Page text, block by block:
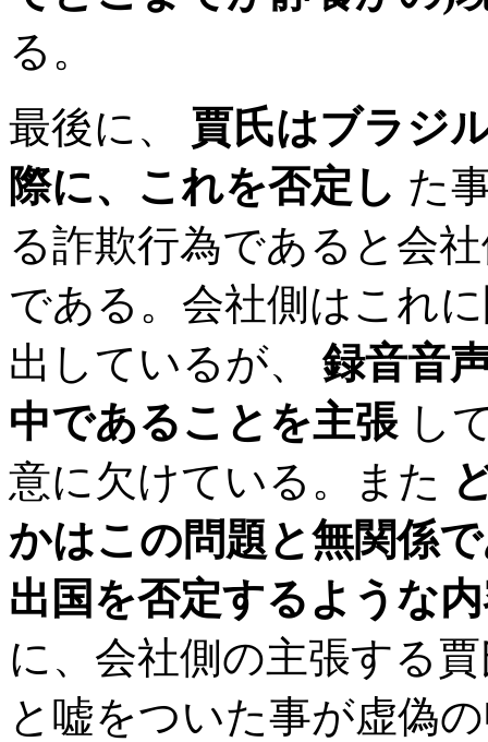
る。
最後に、
賈氏はブラジ
際に、これを否定し た
る詐欺行為であると会
である。会社側はこれ
出しているが、
録音音
中であることを主張 し
意に欠けている。また
かはこの問題と無関係
出国を否定するような
に、会社側の主張する
と嘘をついた事が虚偽